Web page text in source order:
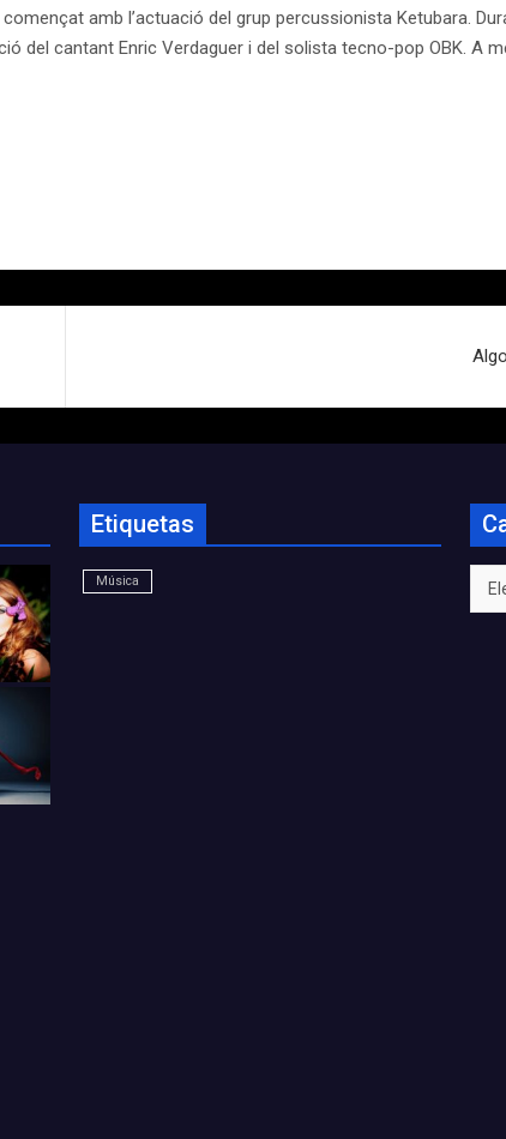
amb l’actuació del grup percussionista Ketubara.
del cantant Enric Verdaguer i del solista tecno-pop OBK. A
Etiquetas
Música